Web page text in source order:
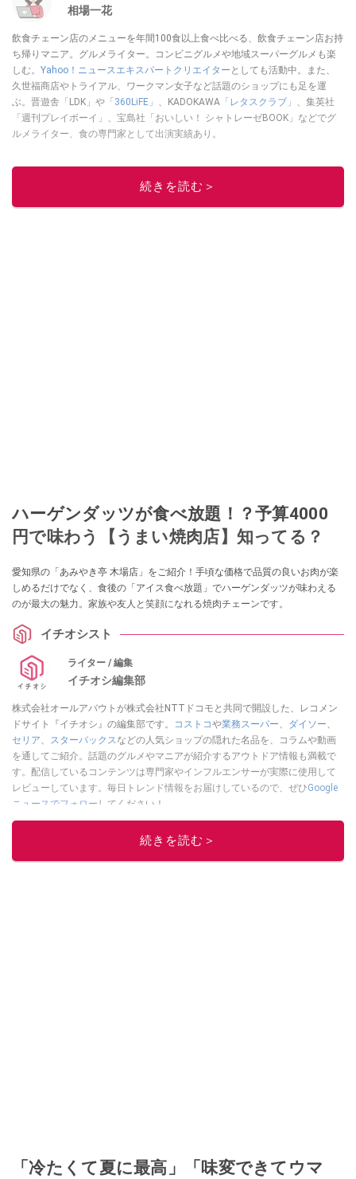
相場一花
飲食チェーン店のメニューを年間100食以上食べ比べる、飲食チェーン店お持
ち帰りマニア。グルメライター。コンビニグルメや地域スーパーグルメも楽
しむ。 Yahoo！ニュースエキスパートクリエイター としても活動中。また、
久世福商店やトライアル、ワークマン女子など話題のショップにも足を運
ぶ。晋遊舎「LDK」や 「360LiFE」 、KADOKAWA 「レタスクラブ」 、集英社
「週刊プレイボーイ」、宝島社「おいしい！ シャトレーゼBOOK」などでグ
ルメライター、食の専門家として出演実績あり。
続きを読む＞
ハーゲンダッツが食べ放題！？予算4000
円で味わう【うまい焼肉店】知ってる？
愛知県の「あみやき亭 木場店」をご紹介！手頃な価格で品質の良いお肉が楽
しめるだけでなく、食後の「アイス食べ放題」でハーゲンダッツが味わえる
のが最大の魅力。家族や友人と笑顔になれる焼肉チェーンです。
イチオシスト
ライター / 編集
イチオシ編集部
株式会社オールアバウトが株式会社NTTドコモと共同で開設した、レコメン
ドサイト『イチオシ』の編集部です。
コストコや業務スーパー、 ダイソー、
セリア、 スターバックスなどの人気ショップの隠れた名品を、コラムや動画
を通してご紹介。話題のグルメやマニアが紹介するアウトドア情報も満載で
す。配信しているコンテンツは専門家やインフルエンサーが実際に使用して
レビューしています。毎日トレンド情報をお届けしているので、ぜひGoogle
ニュースでフォロー してください！
続きを読む＞
「冷たくて夏に最高」「味変できてウマ